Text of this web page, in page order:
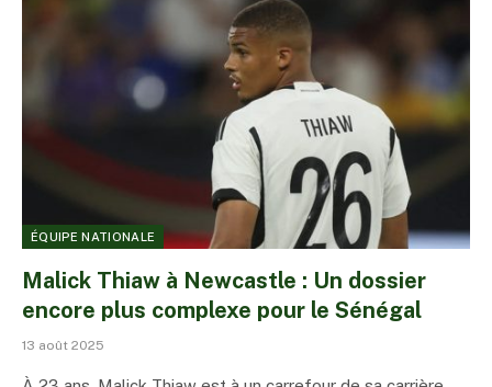
ÉQUIPE NATIONALE
Malick Thiaw à Newcastle : Un dossier
encore plus complexe pour le Sénégal
13 août 2025